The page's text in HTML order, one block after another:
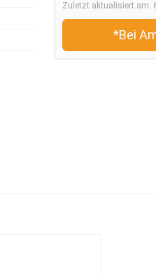
Zuletzt aktualisiert am:
*Bei